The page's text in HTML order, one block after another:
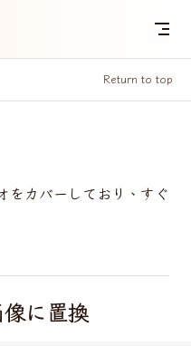
Return to top
をカバーしており、すぐ
に置換